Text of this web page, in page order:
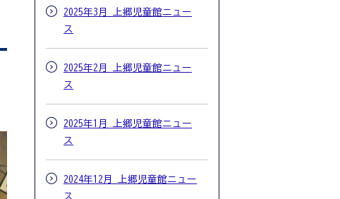
2025年3月 上郷児童館ニュー
ス
2025年2月 上郷児童館ニュー
ス
2025年1月 上郷児童館ニュー
ス
2024年12月 上郷児童館ニュー
ス